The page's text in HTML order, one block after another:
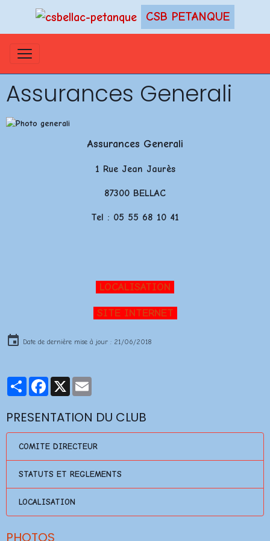
CSB PETANQUE
Assurances Generali
Assurances Generali
1 Rue Jean Jaurès
87300 BELLAC
Tel : 05 55 68 10 41
LOCALISATION
SITE INTERNET
Date de dernière mise à jour : 21/06/2018
PartagerFacebook
X
PRESENTATION DU CLUB
COMITE DIRECTEUR
STATUTS ET REGLEMENTS
LOCALISATION
PHOTOS